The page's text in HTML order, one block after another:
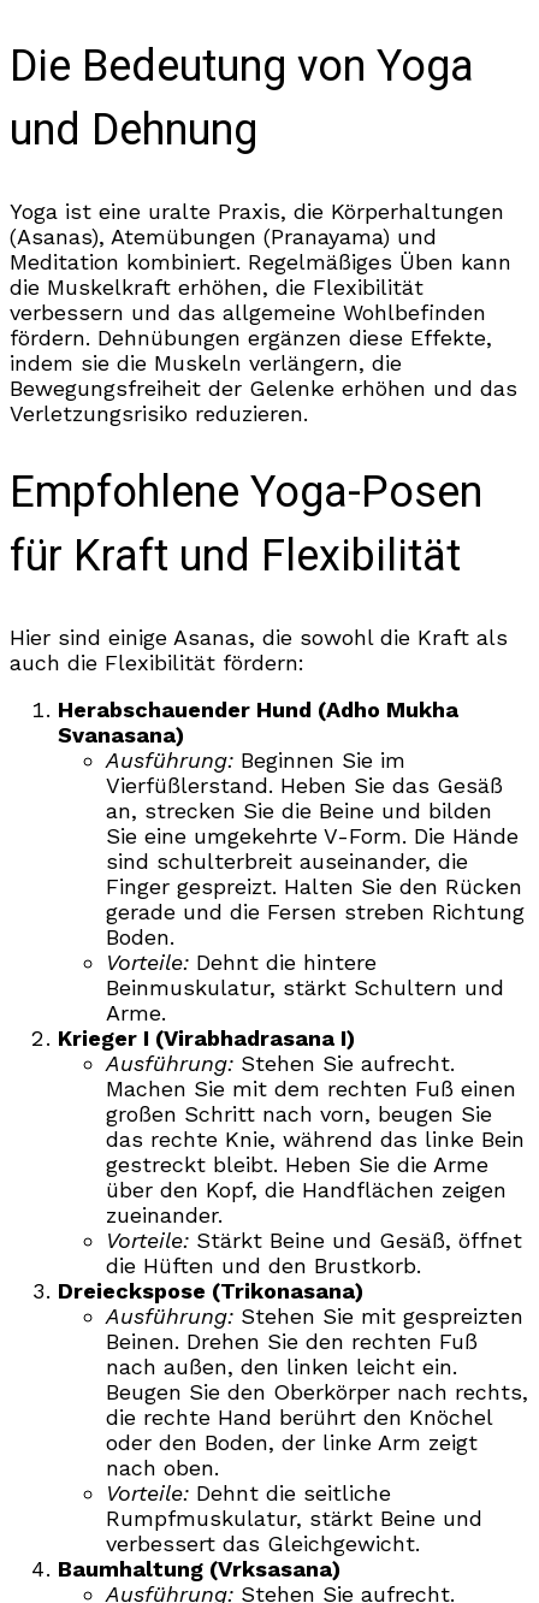
Die Bedeutung von Yoga
und Dehnung
Yoga ist eine uralte Praxis, die Körperhaltungen
(Asanas), Atemübungen (Pranayama) und
Meditation kombiniert. Regelmäßiges Üben kann
die Muskelkraft erhöhen, die Flexibilität
verbessern und das allgemeine Wohlbefinden
fördern. Dehnübungen ergänzen diese Effekte,
indem sie die Muskeln verlängern, die
Bewegungsfreiheit der Gelenke erhöhen und das
Verletzungsrisiko reduzieren.
Empfohlene Yoga-Posen
für Kraft und Flexibilität
Hier sind einige Asanas, die sowohl die Kraft als
auch die Flexibilität fördern:
Herabschauender Hund (Adho Mukha
Svanasana)
Ausführung: Beginnen Sie im
Vierfüßlerstand. Heben Sie das Gesäß
an, strecken Sie die Beine und bilden
Sie eine umgekehrte V-Form. Die Hände
sind schulterbreit auseinander, die
Finger gespreizt. Halten Sie den Rücken
gerade und die Fersen streben Richtung
Boden.
Vorteile: Dehnt die hintere
Beinmuskulatur, stärkt Schultern und
Arme.
Krieger I (Virabhadrasana I)
Ausführung: Stehen Sie aufrecht.
Machen Sie mit dem rechten Fuß einen
großen Schritt nach vorn, beugen Sie
das rechte Knie, während das linke Bein
gestreckt bleibt. Heben Sie die Arme
über den Kopf, die Handflächen zeigen
zueinander.
Vorteile: Stärkt Beine und Gesäß, öffnet
die Hüften und den Brustkorb.
Dreieckspose (Trikonasana)
Ausführung: Stehen Sie mit gespreizten
Beinen. Drehen Sie den rechten Fuß
nach außen, den linken leicht ein.
Beugen Sie den Oberkörper nach rechts,
die rechte Hand berührt den Knöchel
oder den Boden, der linke Arm zeigt
nach oben.
Vorteile: Dehnt die seitliche
Rumpfmuskulatur, stärkt Beine und
verbessert das Gleichgewicht.
Baumhaltung (Vrksasana)
Ausführung: Stehen Sie aufrecht.